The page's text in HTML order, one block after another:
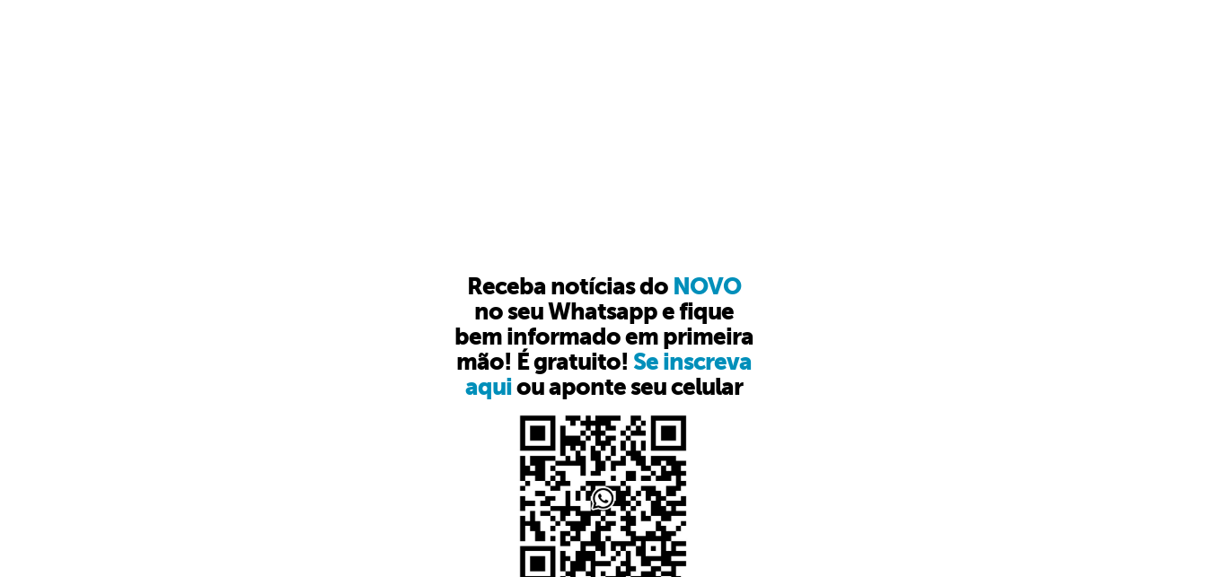
Receba notícias do NOVO
no seu Whatsapp e fique
bem informado em primeira
mão! É gratuito! Se inscreva
aquiou aponte seu celular